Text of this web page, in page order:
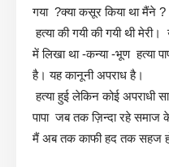
गया ?क्या कसूर किया था मैंने ?
हत्या की गयी की गयी थी
में लिखा था -कन्या -भूण हत्या
है। यह कानूनी अपराध है।
हत्या हुई लेकिन कोई अपराधी
पापा जब तक ज़िन्दा रहे समाज
मैं अब तक काफी हद तक सहज